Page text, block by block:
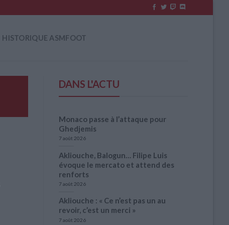
HISTORIQUE ASMFOOT
DANS L'ACTU
Monaco passe à l’attaque pour
Ghedjemis
7 août 2026
Akliouche, Balogun… Filipe Luis
évoque le mercato et attend des
renforts
7 août 2026
Akliouche : « Ce n’est pas un au
revoir, c’est un merci »
7 août 2026